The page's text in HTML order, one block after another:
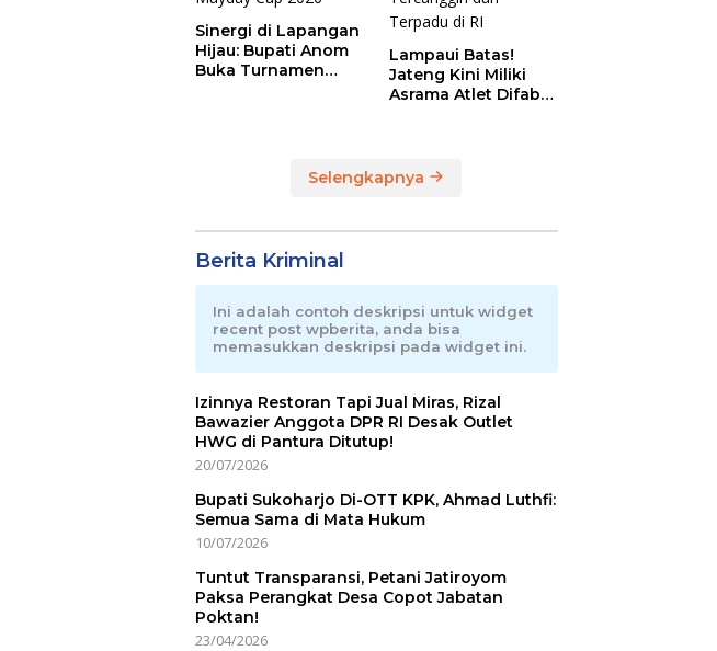
Sinergi di Lapangan
Hijau: Bupati Anom
Buka Turnamen
Lampaui Batas!
Jateng Kini Miliki
Asrama Atlet Difabel
Selengkapnya
Berita Kriminal
Ini adalah contoh deskripsi untuk widget
recent post wpberita, anda bisa
memasukkan deskripsi pada widget ini.
Izinnya Restoran Tapi Jual Miras, Rizal
Bawazier Anggota DPR RI Desak Outlet
HWG di Pantura Ditutup!
20/07/2026
Bupati Sukoharjo Di-OTT KPK, Ahmad Luthfi:
Semua Sama di Mata Hukum
10/07/2026
Tuntut Transparansi, Petani Jatiroyom
Paksa Perangkat Desa Copot Jabatan
Poktan!
23/04/2026